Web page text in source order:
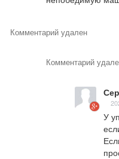
Комментарий удален
Комментарий
У